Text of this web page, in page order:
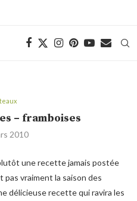
– framboises
2010
une recette jamais postée
pas vraiment la saison des
délicieuse recette qui ravira les